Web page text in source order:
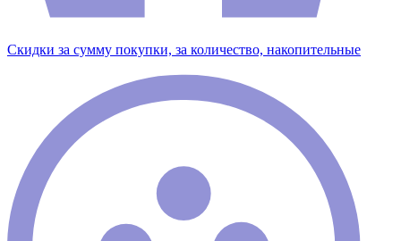
Скидки за сумму покупки, за количество, накопительные